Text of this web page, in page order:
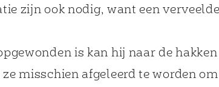
zijn ook nodig, want een
is kan hij naar de
misschien afgeleerd te worden